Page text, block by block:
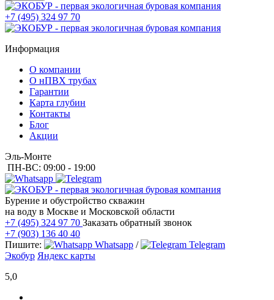
+7 (495) 324 97 70
Информация
О компании
О нПВХ трубах
Гарантии
Карта глубин
Контакты
Блог
Акции
Эль-Монте
ПН-ВС: 09:00 - 19:00
Бурение и обустройство скважин
на воду в Москве и Московской области
+7 (495) 324 97 70 Заказать обратный звонок
+7 (903) 136 40 40
Пишите:
Whatsapp /
Telegram
Экобур Яндекс карты
5,0